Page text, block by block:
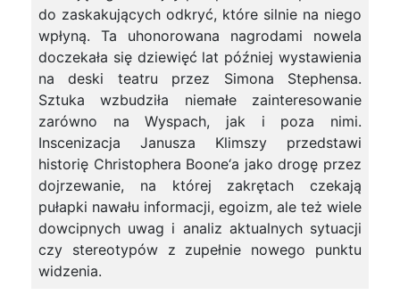
do zaskakujących odkryć, które silnie na niego
wpłyną. Ta uhonorowana nagrodami nowela
doczekała się dziewięć lat później wystawienia
na deski teatru przez Simona Stephensa.
Sztuka wzbudziła niemałe zainteresowanie
zarówno na Wyspach, jak i poza nimi.
Inscenizacja Janusza Klimszy przedstawi
historię Christophera Boone‘a jako drogę przez
dojrzewanie, na której zakrętach czekają
pułapki nawału informacji, egoizm, ale też wiele
dowcipnych uwag i analiz aktualnych sytuacji
czy stereotypów z zupełnie nowego punktu
widzenia.